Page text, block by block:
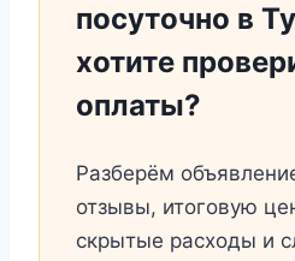
посуточно в
хотите
оплаты?
Разберём
отзывы, итоговую
скрытые расходы и